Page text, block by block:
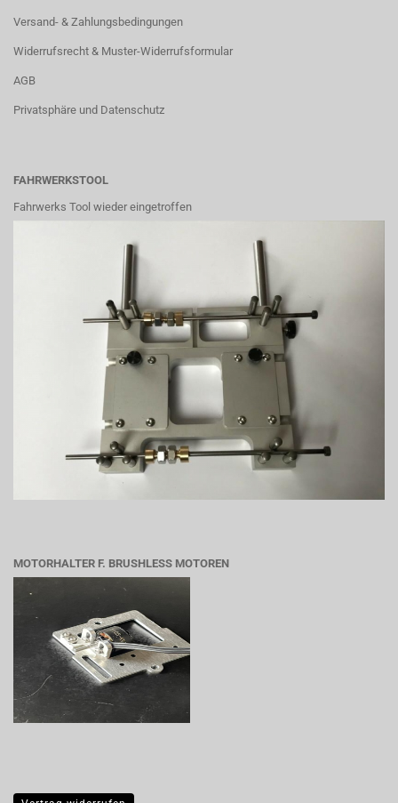
Versand- & Zahlungsbedingungen
Widerrufsrecht & Muster-Widerrufsformular
AGB
Privatsphäre und Datenschutz
FAHRWERKSTOOL
Fahrwerks Tool wieder eingetroffen
MOTORHALTER F. BRUSHLESS MOTOREN